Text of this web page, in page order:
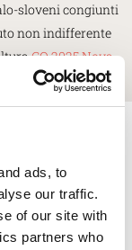
ads, to
our traffic.
of our site with
partners who
sloveni congiunti
non indifferente
GO 2025 Nova